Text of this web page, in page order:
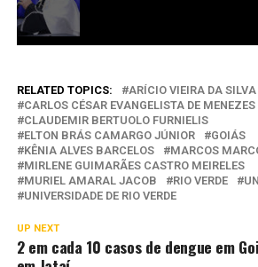
RELATED TOPICS:
ARÍCIO VIEIRA DA SILVA
CARLOS CÉSAR EVANGELISTA DE MENEZES
CLAUDEMIR BERTUOLO FURNIELIS
ELTON BRÁS CAMARGO JÚNIOR
GOIÁS
KÊNIA ALVES BARCELOS
MARCOS
MIRLENE GUIMARÃES CASTRO MEIRELES
MURIEL AMARAL JACOB
RIO VERDE
UNIVERSIDADE DE RIO VERDE
UP NEXT
2 em cada 10 casos de dengue em